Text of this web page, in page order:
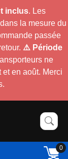
inclus. Les
la mesure du
passée
⚠️ Période
ne
en août. Merci
0